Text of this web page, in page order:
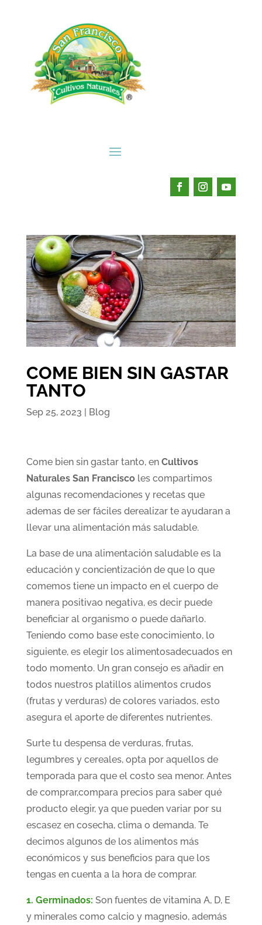
COME BIEN SIN GASTAR
TANTO
Sep 25, 2023 Blog
Come bien sin gastar tanto, en Cultivos
Naturales San Franciscoles compartimos
algunas recomendaciones y recetas que
ademas de ser fáciles derealizar te ayudaran a
llevar una alimentación más saludable.
La base de una alimentación saludable es la
educación y concientización de que lo que
comemos tiene un impacto en el cuerpo de
manera positivao negativa, es decir puede
beneficiar al organismo o puede dañarlo.
Teniendo como base este conocimiento, lo
siguiente, es elegir los alimentosadecuados en
todo momento. Un gran consejo es añadir en
todos nuestros platillos alimentos crudos
(frutas y verduras) de colores variados, esto
asegura el aporte de diferentes nutrientes.
Surte tu despensa de verduras, frutas,
legumbres y cereales, opta por aquellos de
temporada para que el costo sea menor. Antes
de comprar,compara precios para saber qué
producto elegir, ya que pueden variar por su
escasez en cosecha, clima o demanda. Te
decimos algunos de los alimentos más
económicos y sus beneficios para que los
tengas en cuenta a la hora de comprar.
1. Germinados: Son fuentes de vitamina A, D, E
y minerales como calcio y magnesio, además